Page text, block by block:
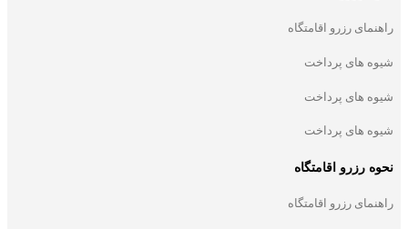
راهنمای رزرو اقامتگاه
شیوه های پرداخت
شیوه های پرداخت
شیوه های پرداخت
نحوه رزرو اقامتگاه
راهنمای رزرو اقامتگاه